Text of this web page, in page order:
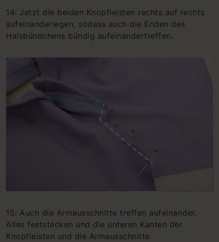
14: Jetzt die beiden Knopfleisten rechts auf rechts
aufeinanderlegen, sodass auch die Enden des
Halsbündchens bündig aufeinandertreffen.
15: Auch die Armausschnitte treffen aufeinander.
Alles feststecken und die unteren Kanten der
Knopfleisten und die Armausschnitte